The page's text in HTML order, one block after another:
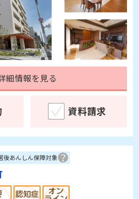
細情報を見る
資料請求
後あんしん保障対象